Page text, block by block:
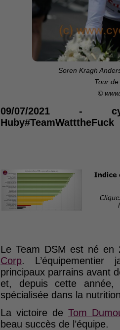
Soren Kragh
Tour
©
09/07/2021 -
Huby#TeamWatttheFuck
Le Team DSM est né
Corp. L’équipementier
principaux parrains avant
et, depuis cette année,
spécialisée dans la
La victoire de Tom
beau succès de l’équipe.